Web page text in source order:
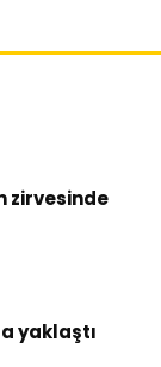
zirvesinde
yaklaştı